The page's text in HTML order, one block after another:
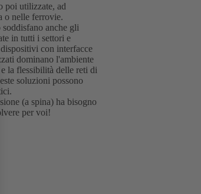
poi utilizzate, ad
o nelle ferrovie.
anche gli
in tutti i settori e
con interfacce
dominano l'ambiente
e la flessibilità delle reti di
soluzioni possono
(a spina) ha bisogno
per voi!